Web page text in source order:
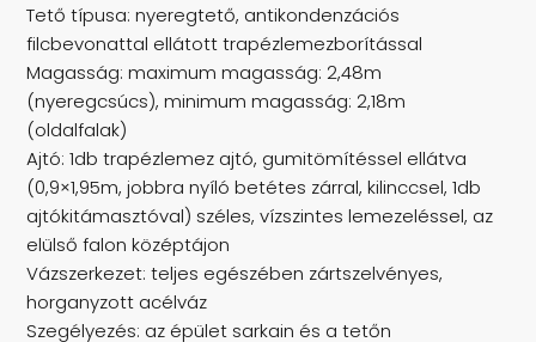
Tető típusa: nyeregtető, antikondenzációs
filcbevonattal ellátott trapézlemezborítással
Magasság: maximum magasság: 2,48m
(nyeregcsúcs), minimum magasság: 2,18m
(oldalfalak)
Ajtó: 1db trapézlemez ajtó, gumitömítéssel ellátva
(0,9×1,95m, jobbra nyíló betétes zárral, kilinccsel, 1db
ajtókitámasztóval) széles, vízszintes lemezeléssel, az
elülső falon középtájon
Vázszerkezet: teljes egészében zártszelvényes,
horganyzott acélváz
Szegélyezés: az épület sarkain és a tetőn